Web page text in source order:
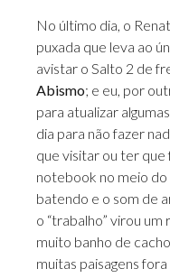
No último dia, o
puxada que leva ao
avistar o Salto 2 de
Abismo; e eu, por
para atualizar
dia para não fazer
que visitar ou ter que
notebook no meio do
batendo e o som de
o “trabalho” virou um
muito banho de
muitas paisagens